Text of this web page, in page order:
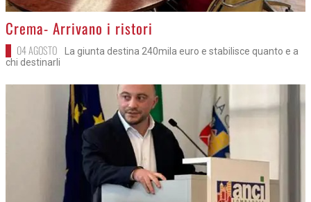
>
Crema- Arrivano i ristori
04 AGOSTO
La giunta destina 240mila euro e stabilisce quanto e a
chi destinarli